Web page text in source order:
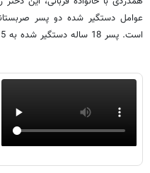
عوامل دستگیر شده دو پسر
است. پسر 18 ساله دستگیر شده به 15 مورد خشونت متهم شده است.